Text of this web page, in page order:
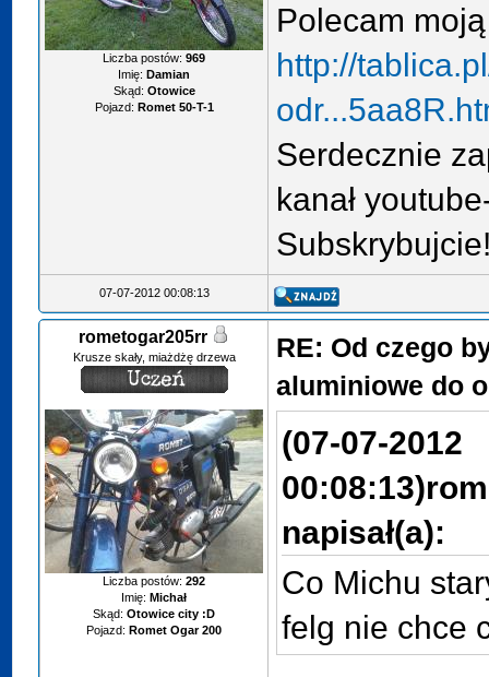
Liczba postów:969
Imię: Damian
Skąd: Otowice
Pojazd: Romet 50-T-1
Polecam
http://
Serdecznie
kanał
07-07-2012 00:08:13
rometogar205rr
Krusze skały, miażdżę drzewa
Liczba postów:292
Imię: Michał
Skąd: Otowice city :D
Pojazd: Romet Ogar 200
RE: Od czego
aluminiowe do
(07-07-2012
00:08:13)
napisał(a):
Co Michu
felg nie chce